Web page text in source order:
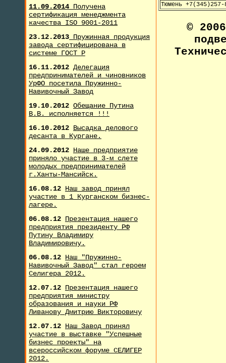
11.09.2014 Получена
сертификация менеджмента
качества ISO 9001-2011
23.12.2013 Пружинная продукция
завода сертифицирована в
системе ГОСТ Р
16.11.2012 Делегация
предпринимателей и чиновников
УрФО посетила Пружинно-
Навивочный Завод
19.10.2012 Обещание Путина
В.В. исполняется !!!
16.10.2012 Высадка делового
десанта в Кургане.
24.09.2012 Наше предприятие
приняло участие в 3-м слете
молодых предпринимателей
г.Ханты-Мансийск.
16.08.12 Наш завод принял
участие в 1 Курганском бизнес-
лагере.
06.08.12 Презентация нашего
предприятия президенту РФ
Путину Владимиру
Владимировичу.
06.08.12 Наш "Пружинно-
Навивочный Завод" стал героем
Селигера 2012.
12.07.12 Презентация нашего
предприятия министру
образования и науки РФ
Ливанову Дмитрию Викторовичу
12.07.12 Наш Завод принял
участие в выставке "Успешные
бизнес проекты" на
всероссийском форуме СЕЛИГЕР
2012.
Тюмень +7(345)257-
©